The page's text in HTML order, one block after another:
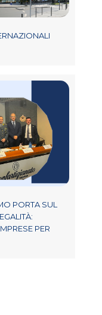
PORTA SUL
PER